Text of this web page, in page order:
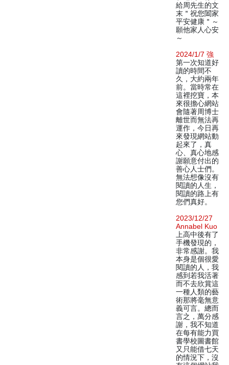
給周先生的文
末＂祝您闔家
平安健康＂～
願他家人心安
～
2024/1/7 強
第一次知道好
讀的時間不
久，大約兩年
前。當時常在
這裡挖寶，本
來很擔心網站
會隨著周博士
離世而無法再
運作，今日再
來發現網站動
起來了，真
心、真心地感
謝願意付出的
善心人士們。
無法想像沒有
閱讀的人生，
閱讀的路上有
您們真好。
2023/12/27
Annabel Kuo
上高中後有了
手機發現的，
非常感謝。我
本身是個很愛
閱讀的人，我
感到若我活著
而不去欣賞這
一種人類的藝
術那將毫無意
義可言。總而
言之，萬分感
謝，我不知道
在每有能力買
書學校圖書館
又只能借七天
的情況下，沒